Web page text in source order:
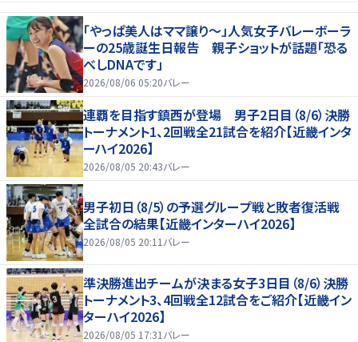
「やっぱ美人はママ譲り～」人気女子バレーボーラ
ーの25歳誕生日報告 親子ショットが話題「恐る
べしDNAです」
2026/08/06 05:20バレー
連覇を目指す鎮西が登場 男子2日目（8/6）決勝
トーナメント1、2回戦全21試合を紹介【近畿インタ
ーハイ2026】
2026/08/05 20:43バレー
男子初日（8/5）の予選グループ戦と敗者復活戦
全試合の結果【近畿インターハイ2026】
2026/08/05 20:11バレー
準決勝進出チームが決まる女子3日目（8/6）決勝
トーナメント3、4回戦全12試合をご紹介【近畿イン
ターハイ2026】
2026/08/05 17:31 バレー